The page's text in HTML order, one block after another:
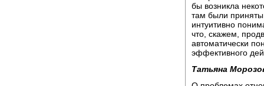
бы возникла
там были
интуитивно
что, скажем,
автоматически
эффективного
Татьяна